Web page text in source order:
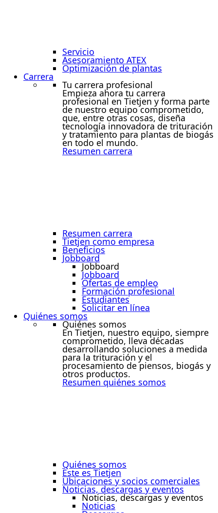
Servicio
Asesoramiento ATEX
Optimización de plantas
Carrera
Tu carrera profesional
Empieza ahora tu carrera
profesional en Tietjen y forma parte
de nuestro equipo comprometido,
que, entre otras cosas, diseña
tecnología innovadora de trituración
y tratamiento para plantas de biogás
en todo el mundo.
Resumen carrera
Resumen carrera
Tietjen como empresa
Beneficios
Jobboard
Jobboard
Jobboard
Ofertas de empleo
Formación profesional
Estudiantes
Solicitar en línea
Quiénes somos
Quiénes somos
En Tietjen, nuestro equipo, siempre
comprometido, lleva décadas
desarrollando soluciones a medida
para la trituración y el
procesamiento de piensos, biogás y
otros productos.
Resumen quiénes somos
Quiénes somos
Este es Tietjen
Ubicaciones y socios comerciales
Noticias, descargas y eventos
Noticias, descargas y eventos
Noticias